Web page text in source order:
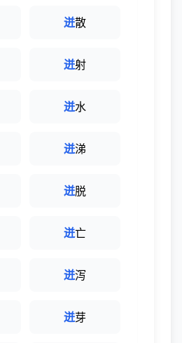
迸散
迸射
迸水
迸涕
迸脱
迸亡
迸泻
迸芽